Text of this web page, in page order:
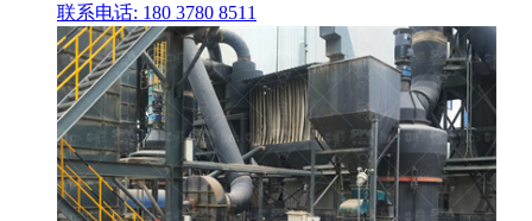
联系电话: 180 3780 8511